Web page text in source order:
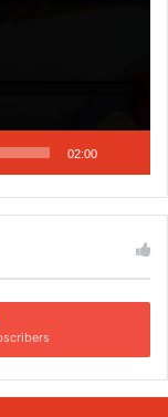
02:00